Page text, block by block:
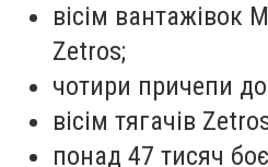
вісім вантажівок
Zetros;
чотири причепи до
вісім тягачів
понад 47 тисяч